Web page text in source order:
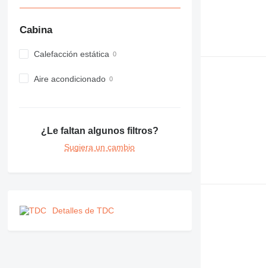
990
C-series
CS
GC
PM
Cabina
Calefacción estática
Aire acondicionado
¿Le faltan algunos filtros?
Sugiera un cambio
Detalles de TDC